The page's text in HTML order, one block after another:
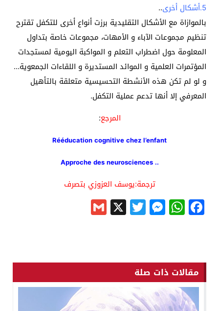
5.أشكال أخرى
..
بالموازاة مع الأشكال التقليدية برزت أنواع أخرى للتكفل تقترح
تنظيم مجموعات الآباء و الأمهات، مجموعات خاصة بتداول
المعلومة حول اضطراب التعلم و المواكبة اليومية لمستجدات
المؤتمرات العلمية و الموائد المستديرة و اللقاءات الجمعوية…
و لو لم تكن هذه الأنشطة التحسيسية متعلقة بالتأهيل
المعرفي إلا أنها تدعم عملية التكفل.
المرجع:
Rééducation cognitive chez l’enfant
.. Approche des neurosciences
ترجمة:يوسف العزوزي بتصرف
Facebook
WhatsApp
Messenger
Twitter
X
مقالات ذات صلة